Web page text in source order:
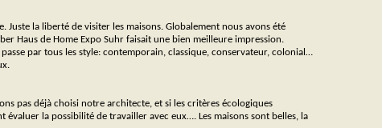
Juste la liberté de visiter les maisons. Globalement nous avons été
Haus de Home Expo Suhr faisait une bien meilleure impression.
par tous les style: contemporain, classique, conservateur, colonial…
pas déjà choisi notre architecte, et si les critères écologiques
la possibilité de travailler avec eux…. Les maisons sont belles, la